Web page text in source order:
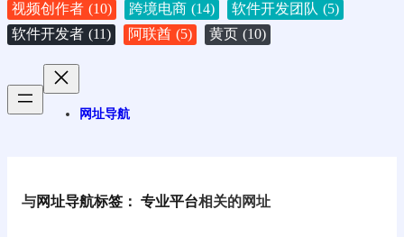
视频创作者 (10) 跨境电商 (14) 软件开发团队 (5)
软件开发者 (11) 阿联酋 (5) 黄页 (10)
网址导航
与网址导航标签： 专业平台相关的网址